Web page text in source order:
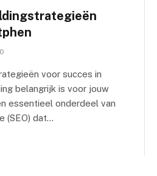
0
voor succes in
belangrijk is voor jouw
essentieel onderdeel van
(SEO) dat…